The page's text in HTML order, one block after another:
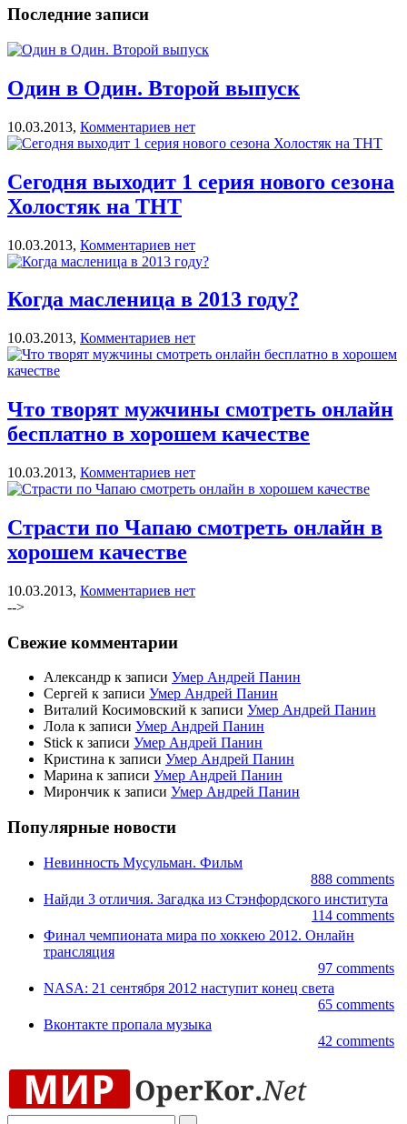
Последние записи
Один в Один. Второй выпуск
10.03.2013, Комментариев нет
Сегодня выходит 1 серия нового сезона
Холостяк на ТНТ
10.03.2013, Комментариев нет
Когда масленица в 2013 году?
10.03.2013, Комментариев нет
Что творят мужчины смотреть онлайн
бесплатно в хорошем качестве
10.03.2013, Комментариев нет
Страсти по Чапаю смотреть онлайн в
хорошем качестве
10.03.2013, Комментариев нет
-->
Свежие комментарии
Александр к записи Умер Андрей Панин
Сергей к записи Умер Андрей Панин
Виталий Косимовский к записи Умер Андрей Панин
Лола к записи Умер Андрей Панин
Stick к записи Умер Андрей Панин
Кристина к записи Умер Андрей Панин
Марина к записи Умер Андрей Панин
Мирончик к записи Умер Андрей Панин
Популярные новости
Невинность Мусульман. Фильм
888 comments
Найди 3 отличия. Загадка из Стэнфордского института
114 comments
Финал чемпионата мира по хоккею 2012. Онлайн
трансляция
97 comments
NASA: 21 сентября 2012 наступит конец света
65 comments
Вконтакте пропала музыка
42 comments